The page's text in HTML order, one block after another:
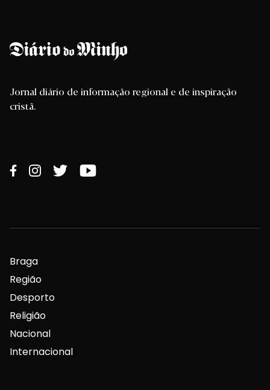
Jornal diário de informação regional e de inspiração
cristã.
Braga
Região
Desporto
Religião
Nacional
Internacional